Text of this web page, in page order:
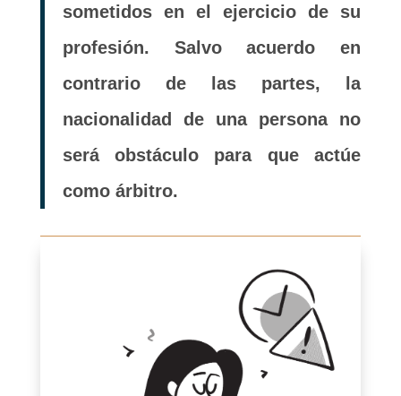
sometidos en el ejercicio de su
profesión. Salvo acuerdo en
contrario de las partes, la
nacionalidad de una persona no
será obstáculo para que actúe
como árbitro.